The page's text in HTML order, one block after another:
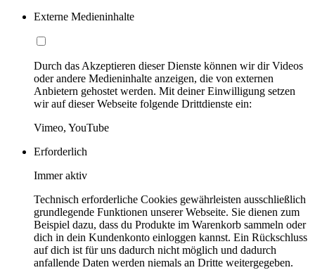
Externe Medieninhalte
Durch das Akzeptieren dieser Dienste können wir dir Videos
oder andere Medieninhalte anzeigen, die von externen
Anbietern gehostet werden. Mit deiner Einwilligung setzen
wir auf dieser Webseite folgende Drittdienste ein:
Vimeo, YouTube
Erforderlich
Immer aktiv
Technisch erforderliche Cookies gewährleisten ausschließlich
grundlegende Funktionen unserer Webseite. Sie dienen zum
Beispiel dazu, dass du Produkte im Warenkorb sammeln oder
dich in dein Kundenkonto einloggen kannst. Ein Rückschluss
auf dich ist für uns dadurch nicht möglich und dadurch
anfallende Daten werden niemals an Dritte weitergegeben.